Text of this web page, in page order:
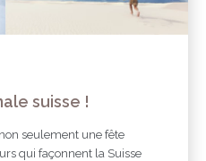
suisse !
seulement une fête
qui façonnent la Suisse